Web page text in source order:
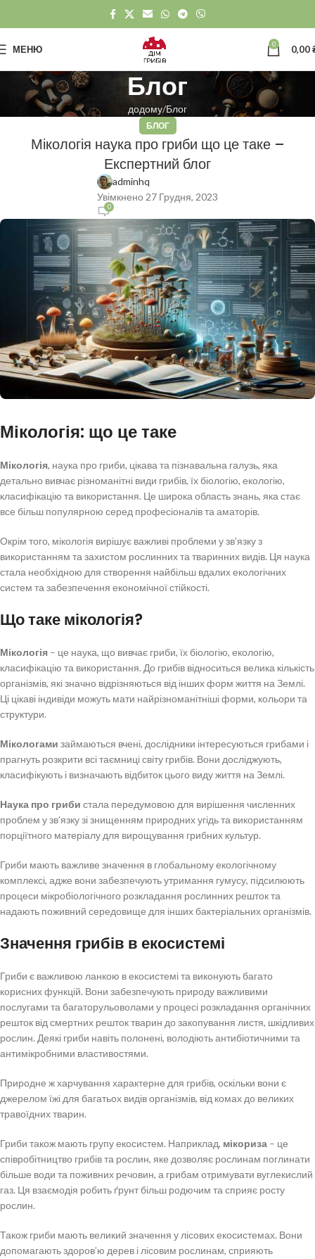
МЕНЮ 0 0,00
Блог
додому Блог
БЛОГ
Мікологія наука про гриби що це таке –
Експертний блог
adminhq
Увімкнено 27 Грудня, 2023
0
Мікологія: що це таке
Мікологія, наука про гриби, цікава та пізнавальна галузь, яка
детально вивчає різноманітні види грибів, їх біологію, екологію,
класифікацію та використання. Це широка область знань, яка стає
все більш популярною серед професіоналів та аматорів.
Окрім того, мікологія вирішує важливі проблеми у зв’язку з
використанням та захистом рослинних та тваринних видів. Ця наука
стала необхідною для створення найбільш вдалих екологічних
систем та забезпечення економічної стійкості.
Що таке мікологія?
Мікологія – це наука, що вивчає гриби, їх біологію, екологію,
класифікацію та використання. До грибів відноситься велика кількість
організмів, які значно відрізняються від інших форм життя на Землі.
Ці цікаві індивіди можуть мати найрізноманітніші форми, кольори та
структури.
Мікологами займаються вчені, дослідники інтересуються грибами і
прагнуть розкрити всі таємниці світу грибів. Вони досліджують,
класифікують і визначають відбиток цього виду життя на Землі.
Наука про гриби стала передумовою для вирішення численних
проблем у зв’язку зі знищенням природних угідь та використанням
порціїтного матеріалу для вирощування грибних культур.
Гриби мають важливе значення в глобальному екологічному
комплексі, адже вони забезпечують утримання гумусу, підсилюють
процеси мікробіологічного розкладання рослинних решток та
надають поживний середовище для інших бактеріальних організмів.
Значення грибів в екосистемі
Гриби є важливою ланкою в екосистемі та виконують багато
корисних функцій. Вони забезпечують природу важливими
послугами та багаторульоволами у процесі розкладання органічних
решток від смертних решток тварин до закопування листя, шкідливих
рослин. Деякі гриби навіть полонені, володіють антибіотичними та
антимікробними властивостями.
Природне ж харчування характерне для грибів, оскільки вони є
джерелом їжі для багатьох видів організмів, від комах до великих
травоїдних тварин.
Гриби також мають групу екосистем. Наприклад, мікориза – це
співробітництво грибів та рослин, яке дозволяє рослинам поглинати
більше води та поживних речовин, а грибам отримувати вуглекислий
газ. Ця взаємодія робить ґрунт більш родючим та сприяє росту
рослин.
Також гриби мають великий значення у лісових екосистемах. Вони
допомагають здоров’ю дерев і лісовим рослинам, сприяють